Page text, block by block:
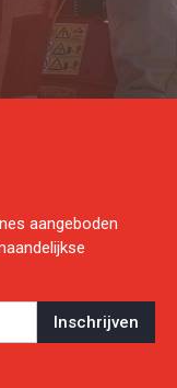
aangeboden